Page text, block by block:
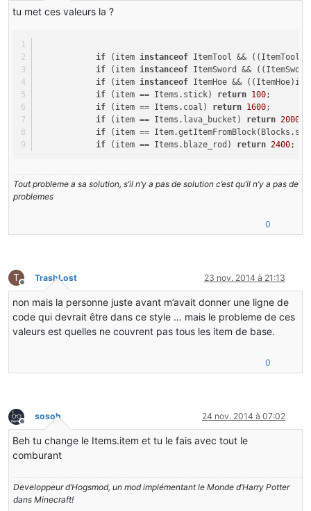
tu met ces valeurs la ?
if (item instanceof ItemTool &&
if (item instanceof ItemSword &&
if (item instanceof ItemHoe &&
if (item == Items.stick) return 100;
if (item == Items.coal) return 1600;
if (item == Items.lava_bucket) return 20000
if (item ==
if (item == Items.blaze_rod) return 2400;
Tout probleme a sa solution, s’il n’y a pas de solution c’est qu’il n’y a pas de
problemes
0
T
Hors-ligne
TrashLost 23 nov. 2014 à 21:13
non mais la personne juste avant m’avait donner une ligne de
code qui devrait être dans ce style … mais le probleme de ces
valeurs est quelles ne couvrent pas tous les item de base.
0
Hors-ligne
sosoh 24 nov. 2014 à 07:02
Beh tu change le Items.item et tu le fais avec tout le
comburant
Developpeur d’Hogsmod, un mod implémentant le Monde d’Harry Potter
dans Minecraft!